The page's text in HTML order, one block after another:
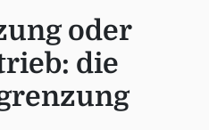
oder
die